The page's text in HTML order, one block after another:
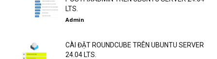
LTS.
Admin
CÀI ĐẶT ROUNDCUBE TRÊN UBUNTU SERVER
24.04 LTS.